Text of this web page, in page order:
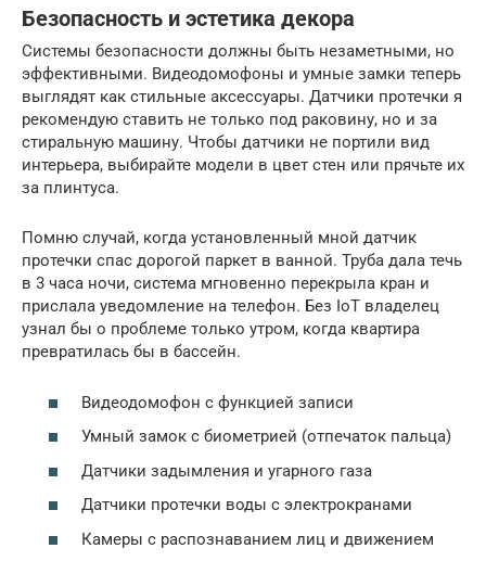
Безопасность и эстетика декора
Системы безопасности должны быть незаметными, но
эффективными. Видеодомофоны и умные замки теперь
выглядят как стильные аксессуары. Датчики протечки я
рекомендую ставить не только под раковину, но и за
стиральную машину. Чтобы датчики не портили вид
интерьера, выбирайте модели в цвет стен или прячьте их
за плинтуса.
Помню случай, когда установленный мной датчик
протечки спас дорогой паркет в ванной. Труба дала течь
в 3 часа ночи, система мгновенно перекрыла кран и
прислала уведомление на телефон. Без IoT владелец
узнал бы о проблеме только утром, когда квартира
превратилась бы в бассейн.
Видеодомофон с функцией записи
Умный замок с биометрией (отпечаток пальца)
Датчики задымления и угарного газа
Датчики протечки воды с электрокранами
Камеры с распознаванием лиц и движением